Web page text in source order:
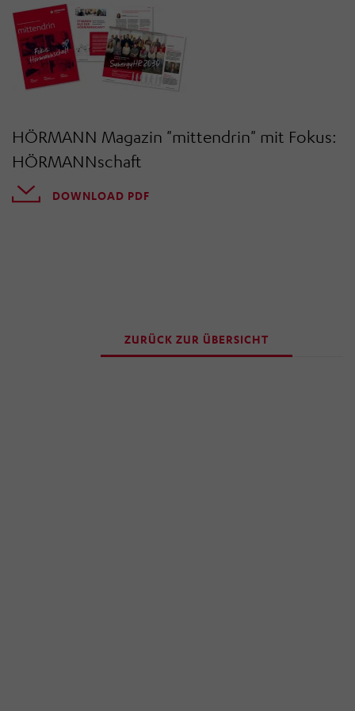
„Einwilligung widerrufen“ klicken. Über die dortige
Schaltfläche „Einwilligung ändern“ können Sie zudem
Ihre getroffenen Einstellungen anpassen.
HÖRMANN Magazin "mittendrin" mit Fokus:
HÖRMANNschaft
DOWNLOAD PDF
ZURÜCK ZUR ÜBERSICHT